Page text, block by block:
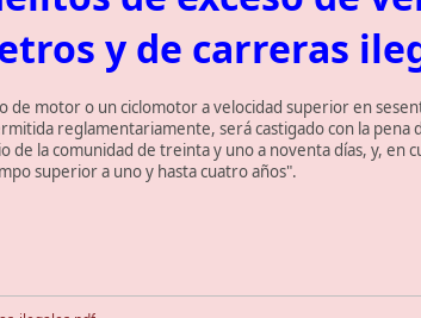
y de carreras
de motor o un ciclomotor a velocidad superior en
reglamentariamente, será castigado con la pena
de la comunidad de treinta y uno a noventa días, y, en
superior a uno y hasta cuatro años".